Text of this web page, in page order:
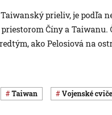
prieliv, je podľa
Číny a
ako Pelosiová na
Taiwan vojenské